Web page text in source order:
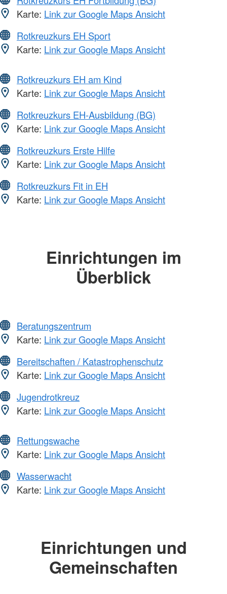
Karte: Link zur Google Maps Ansicht
Rotkreuzkurs EH Sport
Karte: Link zur Google Maps Ansicht
Rotkreuzkurs EH am Kind
Karte: Link zur Google Maps Ansicht
Rotkreuzkurs EH-Ausbildung (BG)
Karte: Link zur Google Maps Ansicht
Rotkreuzkurs Erste Hilfe
Karte: Link zur Google Maps Ansicht
Rotkreuzkurs Fit in EH
Karte: Link zur Google Maps Ansicht
Einrichtungen im
Überblick
Beratungszentrum
Karte: Link zur Google Maps Ansicht
Bereitschaften / Katastrophenschutz
Karte: Link zur Google Maps Ansicht
Jugendrotkreuz
Karte: Link zur Google Maps Ansicht
Rettungswache
Karte: Link zur Google Maps Ansicht
Wasserwacht
Karte: Link zur Google Maps Ansicht
Einrichtungen und
Gemeinschaften